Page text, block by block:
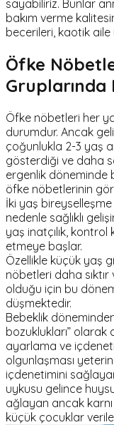
sayabiliriz. Bunlar
bakım verme
becerileri, kaotik aile
Öfke
Gruplarında
Öfke nöbetleri her
durumdur. Ancak
çoğunlukla 2-3 yaş
gösterdiği ve daha
ergenlik döneminde
öfke nöbetlerinin
İki yaş bireyselleşme
nedenle sağlıklı
yaş inatçılık, kontrol
etmeye başlar.
Özellikle küçük yaş
nöbetleri daha
olduğu için bu
düşmektedir.
Bebeklik
bozuklukları” olarak
ayarlama ve
olgunlaşması
içdenetimini
uykusu gelince
ağlayan ancak
küçük çocuklar